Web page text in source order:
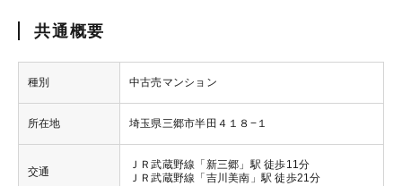
共通概要
種別 中古売マンション
所在地 埼玉県三郷市半田４１８−１
交通
ＪＲ武蔵野線「新三郷」駅 徒歩11分
ＪＲ武蔵野線「吉川美南」駅 徒歩21分